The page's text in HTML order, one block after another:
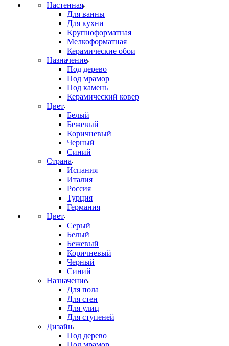
Настенная
Для ванны
Для кухни
Крупноформатная
Мелкоформатная
Керамические обои
Назначение
Под дерево
Под мрамор
Под камень
Керамический ковер
Цвет
Белый
Бежевый
Коричневый
Черный
Синий
Страна
Испания
Италия
Россия
Турция
Германия
Цвет
Серый
Белый
Бежевый
Коричневый
Черный
Синий
Назначение
Для пола
Для стен
Для улиц
Для ступеней
Дизайн
Под дерево